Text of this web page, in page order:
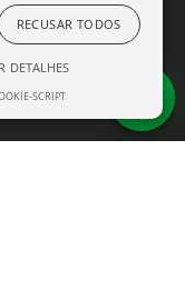
li e concordo
RECUSAR TODOS
DETALHES
SCRIPT